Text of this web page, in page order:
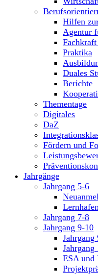
Hilfen
Agentur
Praktika
Duales
Berichte
Thementage
Digitales
DaZ
Fördern und
Jahrgänge
Jahrgang 5-6
Lernhafen
Jahrgang 7-8
Jahrgang 9-10
Jahrgang
Jahrgang
ESA und